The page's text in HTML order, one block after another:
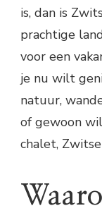
is, dan is
prachtige
voor een
je nu wilt
natuur,
of gewoon
chalet,